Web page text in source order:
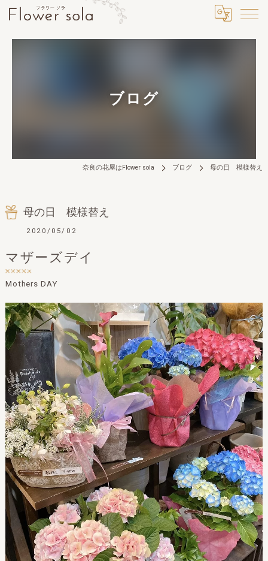
ブログ
奈良の花屋はFlower sola ブログ 母の日 模様替え
母の日 模様替え
2020/05/02
Mothers DAY
マザーズデイ